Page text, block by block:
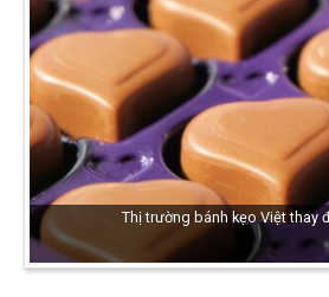
Thị trường bánh kẹo Việt thay